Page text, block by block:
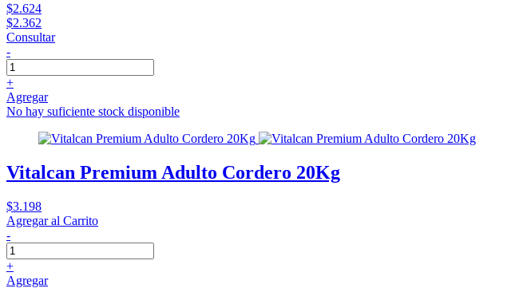
$2.624
$2.362
Consultar
-
+
Agregar
No hay suficiente stock disponible
Vitalcan Premium Adulto Cordero 20Kg
$3.198
Agregar al Carrito
-
+
Agregar